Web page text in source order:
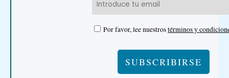
Por favor, lee nuestrostérminos y